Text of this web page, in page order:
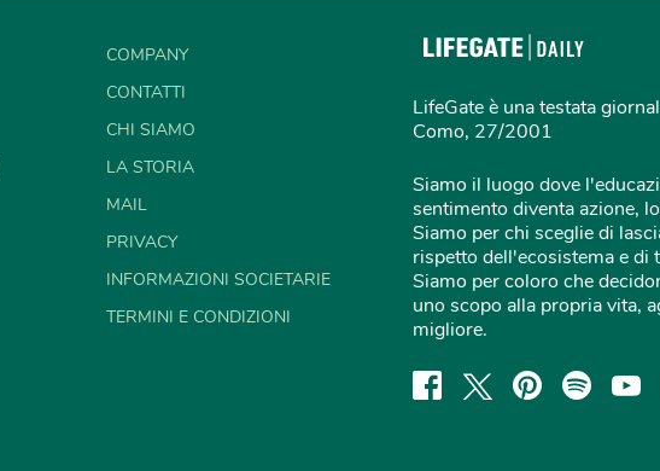
COMPANY
CONTATTI
CHI SIAMO
LA STORIA
MAIL
PRIVACY
INFORMAZIONI SOCIETARIE
TERMINI E CONDIZIONI
LifeGate è una testata
Como, 27/2001
Siamo il luogo dove
sentimento diventa azione,
Siamo per chi sceglie di
rispetto dell'ecosistema e di
Siamo per coloro che
uno scopo alla propria vita,
migliore.